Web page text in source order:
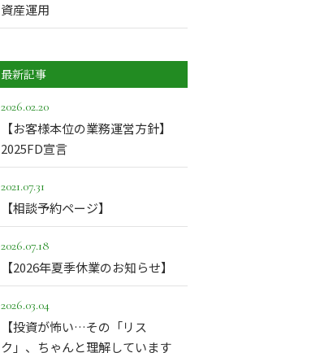
資産運用
最新記事
2026.02.20
【お客様本位の業務運営方針】
2025FD宣言
2021.07.31
【相談予約ページ】
2026.07.18
【2026年夏季休業のお知らせ】
2026.03.04
【投資が怖い…その「リス
ク」、ちゃんと理解しています